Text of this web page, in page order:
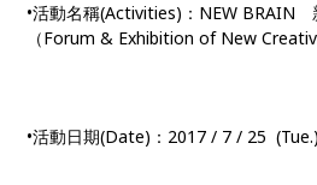
•活動名稱(Activities)：NEW BRAIN
（Forum & Exhibition of New
•活動日期(Date)：2017 / 7 / 25 (Tue.)